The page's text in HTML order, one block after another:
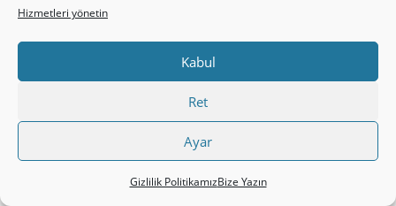
Hizmetleri yönetin
Kabul
Ret
Ayar
Gizlilik PolitikamızBize Yazın
bir durumdur. Kişinin düşüncesi her şeyi
ne ise zikri de odur” şeklinde bir söylemde
değil, aynı zamanda düşüncenin de güzelliği ve
temizliği önemlidir. Düşünceden başlayan ve
hareketlere yansıyan ahlak esas ahlaktır. Bu açıdan
Allah Oğlu Mesih İsa’nın ahlak öğretisi en yüksek ahlak